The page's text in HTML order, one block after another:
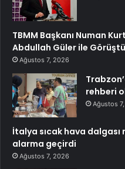
TBMM Başkanı Numan
Abdullah Güler ile Görüştü
Ağustos 7, 2026
rehberi
Ağustos
İtalya sıcak hava
alarma geçirdi
Ağustos 7, 2026